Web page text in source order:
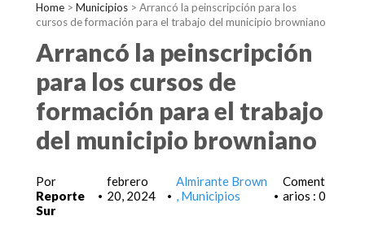
Home > Municipios > Arrancó la peinscripción para los
cursos de formación para el trabajo del municipio browniano
Arrancó la peinscripción
para los cursos de
formación para el trabajo
del municipio browniano
Por
Reporte
Sur
•
febrero
20, 2024
•
Almirante Brown
Municipios
•
Coment
arios : 0